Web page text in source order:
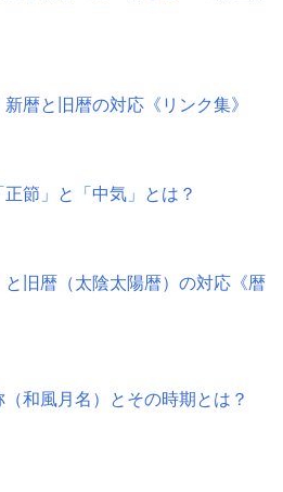
暦と旧暦の対応《リンク集》
正節」と「中気」とは？
と旧暦（太陰太陽暦）の対応《暦
（和風月名）とその時期とは？